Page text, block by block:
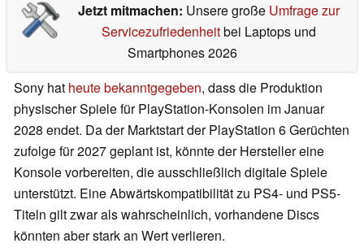
Jetzt mitmachen: Unsere große Umfrage zur
Servicezufriedenheitbei Laptops und
Smartphones 2026
Sony hat heute bekanntgegeben, dass die Produktion
physischer Spiele für PlayStation-Konsolen im Januar
2028 endet. Da der Marktstart der PlayStation 6 Gerüchten
zufolge für 2027 geplant ist, könnte der Hersteller eine
Konsole vorbereiten, die ausschließlich digitale Spiele
unterstützt. Eine Abwärtskompatibilität zu PS4- und PS5-
Titeln gilt zwar als wahrscheinlich, vorhandene Discs
könnten aber stark an Wert verlieren.